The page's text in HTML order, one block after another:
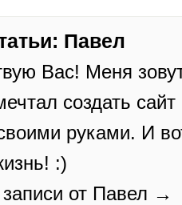
Павел
Вас! Меня
создать
руками. И
:)
от Павел →